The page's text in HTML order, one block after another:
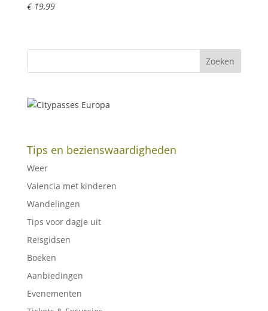
€ 19,99
Tips en bezienswaardigheden
Weer
Valencia met kinderen
Wandelingen
Tips voor dagje uit
Reisgidsen
Boeken
Aanbiedingen
Evenementen